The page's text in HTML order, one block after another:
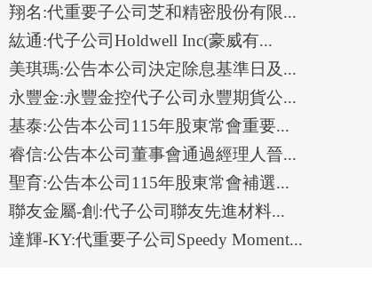
翔名:代重要子公司芝和精密股份有限...
紘通:代子公司Holdwell Inc(豪威有...
美琪瑪:公告本公司決定除息基準日及...
永豐金:永豐金控代子公司永豐期貨公...
基泰:公告本公司115年股東常會重要...
睿信:公告本公司董事會通過經理人晉...
聖育:公告本公司115年股東常會補選...
聯友金屬-創:代子公司聯友先進材料...
達輝-KY:代重要子公司Speedy Moment...